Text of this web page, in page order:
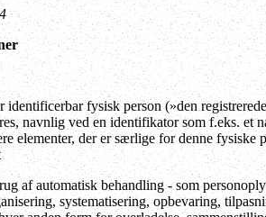
fysisk person (»den
navnlig ved en identifikator som f.eks. et
elementer, der er særlige for denne fysiske
af automatisk behandling - som
systematisering, opbevaring,